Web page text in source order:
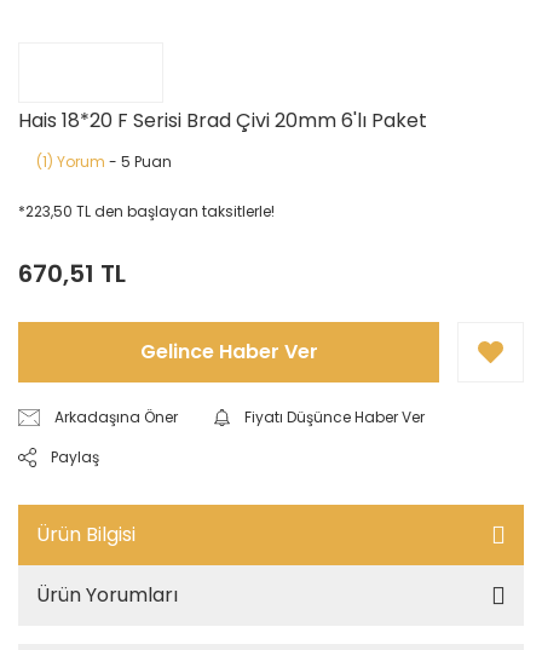
Hais 18*20 F Serisi Brad Çivi 20mm 6'lı Paket
(1) Yorum - 5 Puan
*223,50 TL den başlayan taksitlerle!
670,51 TL
Gelince Haber Ver
Arkadaşına Öner
Fiyatı Düşünce Haber Ver
Paylaş
Ürün Bilgisi
Ürün Yorumları